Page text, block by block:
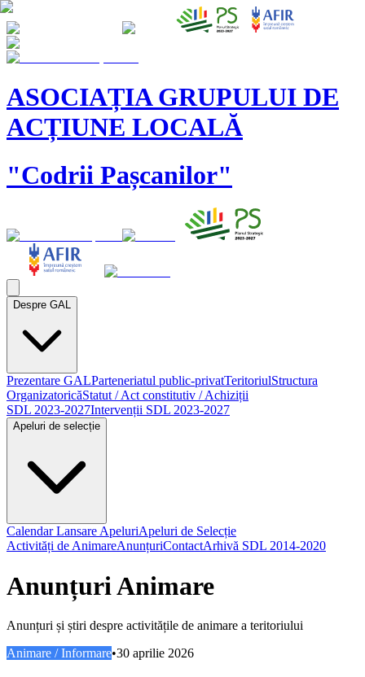
ASOCIAȚIA GRUPULUI DE
ACȚIUNE LOCALĂ
"Codrii Pașcanilor"
Despre GAL
Prezentare GALParteneriatul public-privatTeritoriulStructura
OrganizatoricăStatut / Act constitutiv / Achiziții
SDL 2023-2027Intervenții SDL 2023-2027
Apeluri de selecție
Calendar Lansare ApeluriApeluri de Selecție
Activități de AnimareAnunțuriContactArhivă SDL 2014-2020
Anunțuri Animare
Anunțuri și știri despre activitățile de animare a teritoriului
Animare / Informare•30 aprilie 2026